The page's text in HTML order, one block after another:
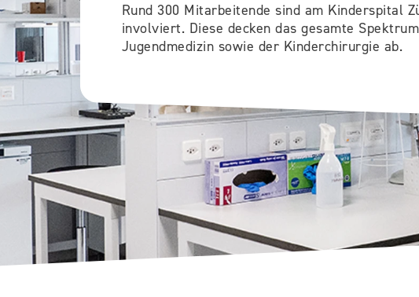
Rund 300 Mitarbeitende sind am Kinderspital
involviert. Diese decken das gesamte
Jugendmedizin sowie der Kinderchirurgie ab.